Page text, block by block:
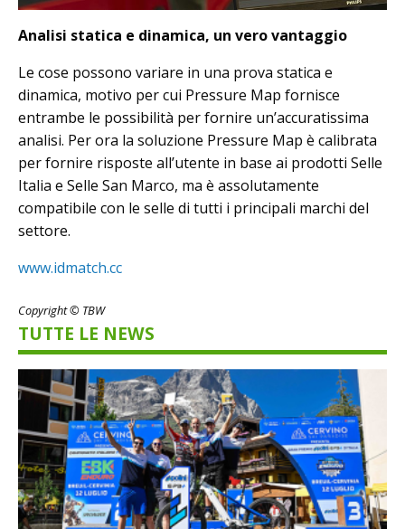
Analisi statica e dinamica, un vero vantaggio
Le cose possono variare in una prova statica e
dinamica, motivo per cui Pressure Map fornisce
entrambe le possibilità per fornire un’accuratissima
analisi. Per ora la soluzione Pressure Map è calibrata
per fornire risposte all’utente in base ai prodotti Selle
Italia e Selle San Marco, ma è assolutamente
compatibile con le selle di tutti i principali marchi del
settore.
www.idmatch.cc
Copyright © TBW
TUTTE LE NEWS